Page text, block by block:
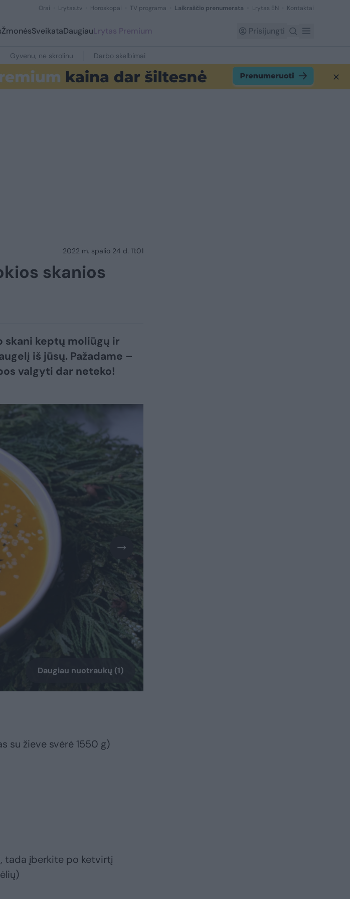
Orai Lrytas.tv Horoskopai TV programa Laikraščio prenumerata Lrytas EN Kontaktai
ŽmonėsSveikataDaugiauLrytas Premium Prisijungti
Gyvenu, ne skrolinu Darbo skelbimai
2022 m. spalio 24 d. 11:01
skanios
skani keptų moliūgų ir
iš jūsų. Pažadame –
valgyti dar neteko!
Daugiau nuotraukų (1)
su žieve svėrė 1550 g)
tada įberkite po ketvirtį